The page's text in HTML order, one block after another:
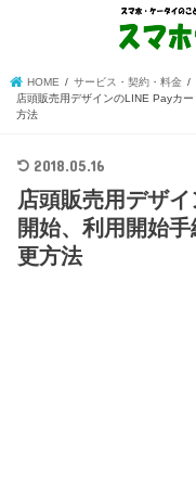
HOME
サービス・契約・料金
店頭販売用デザインのLINE Payカ
方法
2018.05.16
店頭販売用デザ
開始、利用開始
更方法